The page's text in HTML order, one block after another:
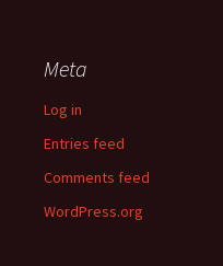
Meta
Log in
Entries feed
Comments feed
WordPress.org